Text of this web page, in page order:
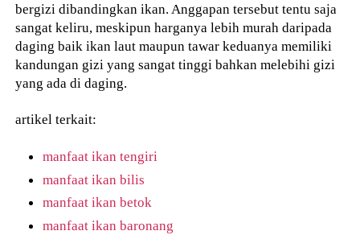
bergizi dibandingkan ikan. Anggapan tersebut tentu saja
sangat keliru, meskipun harganya lebih murah daripada
daging baik ikan laut maupun tawar keduanya memiliki
kandungan gizi yang sangat tinggi bahkan melebihi gizi
yang ada di daging.
artikel terkait:
manfaat ikan tengiri
manfaat ikan bilis
manfaat ikan betok
manfaat ikan baronang